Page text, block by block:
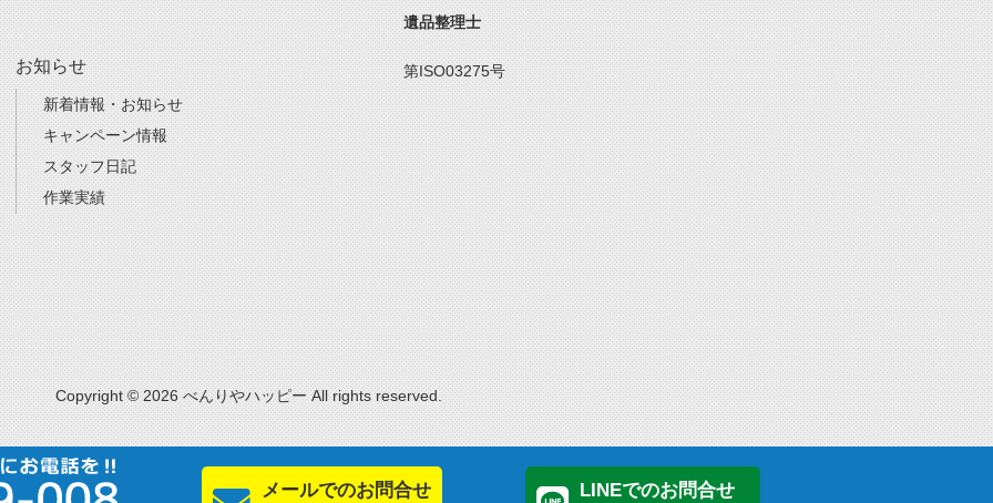
お知らせ
新着情報・お知らせ
キャンペーン情報
スタッフ日記
作業実績
遺品整理士
第ISO03275号
Copyright © 2026 べんりやハッピー All rights reserved.
メールでのお問合せ LINEでのお問合せ